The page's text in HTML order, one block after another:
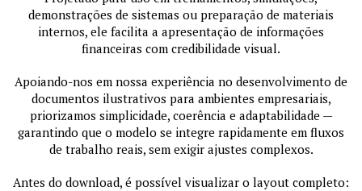
demonstrações de sistemas ou preparação de materiais
internos, ele facilita a apresentação de informações
financeiras com credibilidade visual.
Apoiando-nos em nossa experiência no desenvolvimento de
documentos ilustrativos para ambientes empresariais,
priorizamos simplicidade, coerência e adaptabilidade —
garantindo que o modelo se integre rapidamente em fluxos
de trabalho reais, sem exigir ajustes complexos.
Antes do download, é possível visualizar o layout completo: